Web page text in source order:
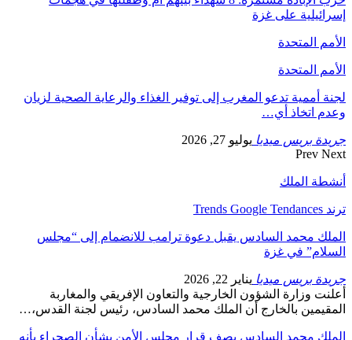
إسرائيلية على غزة
الأمم المتحدة
الأمم المتحدة
لجنة أممية تدعو المغرب إلى توفير الغذاء والرعاية الصحية لزيان
وعدم اتخاذ أي…
جريدة بريس ميديا يوليو 27, 2026
Prev Next
أنشطة الملك
ترند Trends Google Tendances
الملك محمد السادس يقبل دعوة ترامب للانضمام إلى “مجلس
السلام” في غزة
جريدة بريس ميديا يناير 22, 2026
أعلنت وزارة الشؤون الخارجية والتعاون الإفريقي والمغاربة
المقيمين بالخارج أن الملك محمد السادس، رئيس لجنة القدس،…
الملك محمد السادس يصف قرار مجلس الأمن بشأن الصحراء بأنه